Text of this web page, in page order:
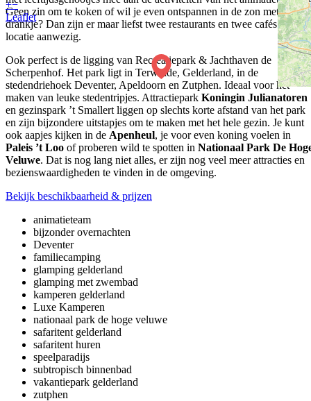
+−
Leaflet
Geen zin om te koken of wil je even ontspannen in de zon met een
drankje? Dan zijn er maar liefst twee restaurants en twee cafés op
locatie aanwezig.
Ook perfect is de ligging van Recreatiepark & Jachthaven de
Scherpenhof. Het park ligt in Terwolde, Gelderland, in de
stedendriehoek Deventer, Apeldoorn en Zutphen. Ideaal voor het
maken van leuke stedentripjes. Attractiepark Koningin Julianatoren
en gezinspark ’t Smallert liggen op slechts korte afstand van het park
en zijn bijzondere uitstapjes om te maken met het hele gezin. Je kunt
ook aapjes kijken in de Apenheul, je voor even koning voelen in
Paleis ’t Loo of proberen wild te spotten in Nationaal Park De
Veluwe. Dat is nog lang niet alles, er zijn nog veel meer attracties en
bezienswaardigheden te vinden in de omgeving.
Bekijk beschikbaarheid & prijzen
animatieteam
bijzonder overnachten
Deventer
familiecamping
glamping gelderland
glamping met zwembad
kamperen gelderland
Luxe Kamperen
nationaal park de hoge veluwe
safaritent gelderland
safaritent huren
speelparadijs
subtropisch binnenbad
vakantiepark gelderland
zutphen